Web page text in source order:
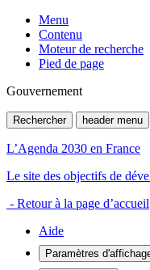
Menu
Contenu
Moteur de recherche
Pied de page
Gouvernement
Rechercher header menu
L’Agenda 2030 en France
Le site des objectifs de
- Retour à la page d’accueil
Aide
Paramètres